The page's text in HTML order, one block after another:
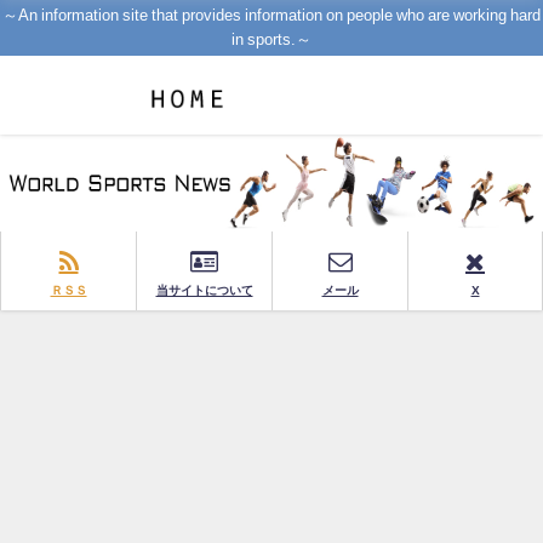
～An information site that provides information on people who are working hard
in sports.～
ＲＳＳ 当サイトについて メール X